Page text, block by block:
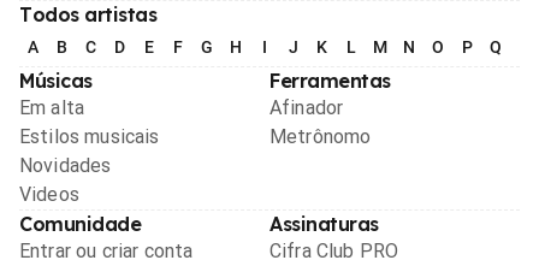
Todos artistas
A B C D E F G H I J K L M N O P Q
Músicas
Em alta
Estilos musicais
Novidades
Videos
Ferramentas
Afinador
Metrônomo
Comunidade
Entrar ou criar conta
Assinaturas
Cifra Club PRO